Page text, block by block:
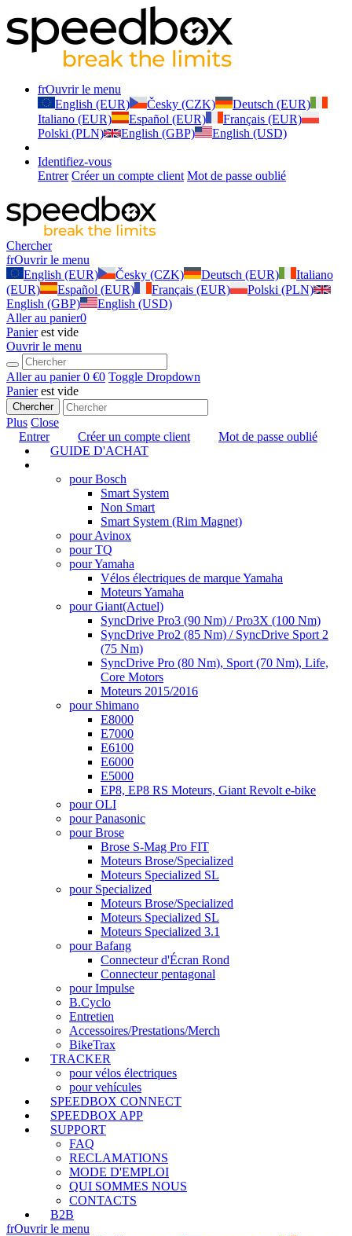
frOuvrir le menu
English (EUR)
Česky (CZK)
Deutsch (EUR)
Italiano (EUR)
Español (EUR)
Français (EUR)
Polski (PLN)
English (GBP) English (USD)
Identifiez-vous
Entrer Créer un compte client Mot de passe oublié
Chercher
frOuvrir le menu
English (EUR)
Česky (CZK) Deutsch (EUR)
Italiano
(EUR)
Español (EUR) Français (EUR)
Polski (PLN)
English (GBP)
English (USD)
Aller au panier0
Panierest vide
Ouvrir le menu
Aller au panier0 €0 Toggle Dropdown
Panierest vide
Chercher
Plus Close
Entrer
Créer un compte client
Mot de passe oublié
GUIDE D'ACHAT
pour Bosch
Smart System
Non Smart
Smart System (Rim Magnet)
pour Avinox
pour TQ
pour Yamaha
Vélos électriques de marque Yamaha
Moteurs Yamaha
pour Giant(Actuel)
SyncDrive Pro3 (90 Nm) / Pro3X (100 Nm)
SyncDrive Pro2 (85 Nm) / SyncDrive Sport 2
(75 Nm)
SyncDrive Pro (80 Nm), Sport (70 Nm), Life,
Core Motors
Moteurs 2015/2016
pour Shimano
E8000
E7000
E6100
E6000
E5000
EP8, EP8 RS Moteurs, Giant Revolt e-bike
pour OLI
pour Panasonic
pour Brose
Brose S-Mag Pro FIT
Moteurs Brose/Specialized
Moteurs Specialized SL
pour Specialized
Moteurs Brose/Specialized
Moteurs Specialized SL
Moteurs Specialized 3.1
pour Bafang
Connecteur d'Écran Rond
Connecteur pentagonal
pour Impulse
B.Cyclo
Entretien
Accessoires/Prestations/Merch
BikeTrax
TRACKER
pour vélos électriques
pour vehícules
SPEEDBOX CONNECT
SPEEDBOX APP
SUPPORT
FAQ
RECLAMATIONS
MODE D'EMPLOI
QUI SOMMES NOUS
CONTACTS
B2B
frOuvrir le menu